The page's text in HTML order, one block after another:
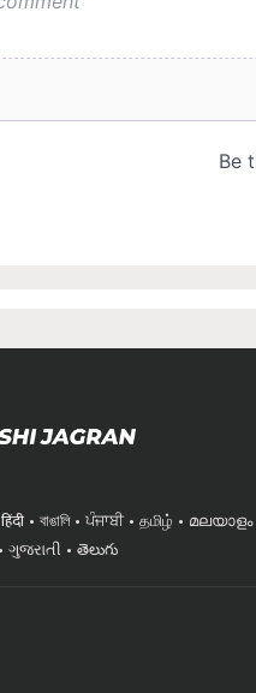
हिंदी বাঙালি ਪੰਜਾਬੀ தமிழ் മലയാളം
ગુજરાતી తెలుగు